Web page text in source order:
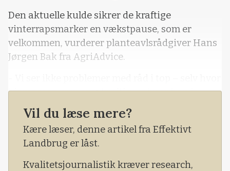
Den aktuelle kulde sikrer de kraftige
vinterrapsmarker en vækstpause, som er
velkommen, vurderer planteavlsrådgiver Hans
Jørgen Bak fra AgriAdvice.
biomassen er meget kraftig, oplyser han i
denne uge.
Han understreger, at årets forsøg med
ukrudtsbekæmpelse i vinterraps cementerer, at
Vil du læse mere?
Kære læser, denne artikel fra Effektivt
Landbrug er låst.
Kvalitetsjournalistik kræver research,